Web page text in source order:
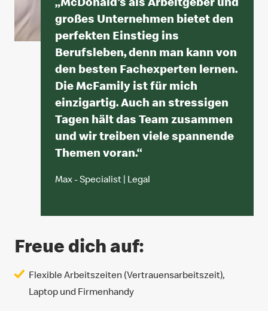
großes Unternehmen bietet den
perfekten Einstieg ins
Berufsleben, denn man kann von
den besten Fachexperten lernen.
Die McFamily ist für mich
einzigartig. Auch an stressigen
Tagen hält das Team zusammen
und wir treiben viele spannende
Themen voran.“
Max - Specialist | Legal
Freue dich auf:
Flexible Arbeitszeiten (Vertrauensarbeitszeit),
Laptop und Firmenhandy